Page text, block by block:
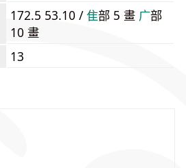
172.5 53.10 /⾫部 5 畫 ⼴部
10 畫
13